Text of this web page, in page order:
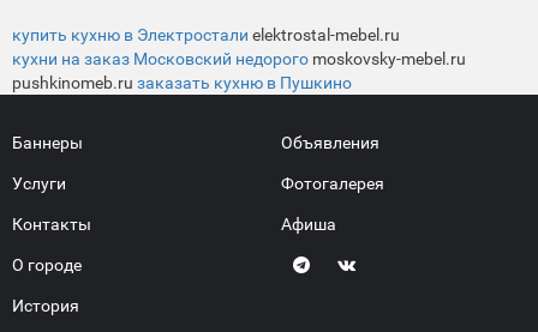
купить кухню в Электростали elektrostal-mebel.ru
кухни на заказ Московский недорого moskovsky-mebel.ru
pushkinomeb.ru заказать кухню в Пушкино
Баннеры
Услуги
Контакты
О городе
История
Объявления
Фотогалерея
Афиша